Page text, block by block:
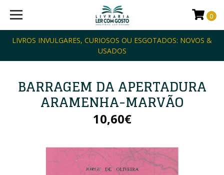
LIVROS INVULGARES, CURIOSOS OU ESGOTADOS: NOVOS &
USADOS
0
BARRAGEM DA APERTADURA
ARAMENHA-MARVÃO
10,60€